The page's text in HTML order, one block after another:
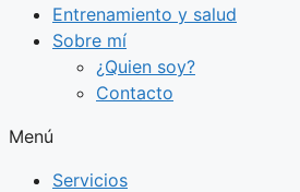
Entrenamiento y salud
Sobre mí
¿Quien soy?
Contacto
Menú
Servicios